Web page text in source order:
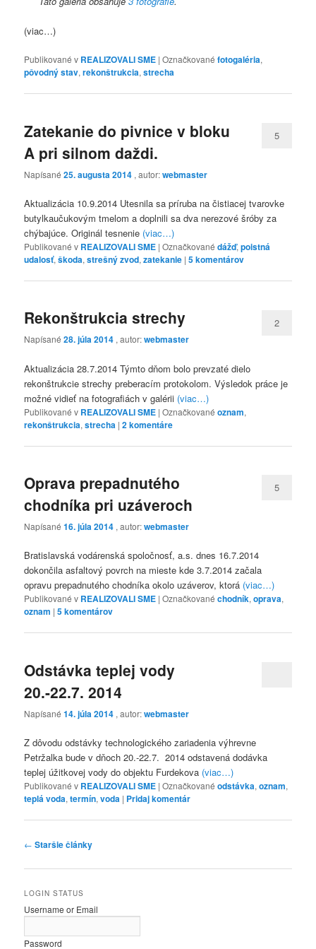
(viac…)
Publikované v REALIZOVALI SME |Označkované fotogaléria,
pôvodný stav,rekonštrukcia,strecha
Zatekanie do pivnice v bloku
A pri silnom daždi.
Napísané25. augusta 2014 , autor:webmaster
5
Aktualizácia 10.9.2014 Utesnila sa príruba na čistiacej tvarovke
butylkaučukovým tmelom a doplnili sa dva nerezové šróby za
chýbajúce. Originál tesnenie (viac…)
Publikované v REALIZOVALI SME |Označkované dážď,poistná
udalosť,škoda,strešný zvod,zatekanie |5komentárov
Rekonštrukcia strechy
Napísané28. júla 2014 , autor:webmaster
2
Aktualizácia 28.7.2014 Týmto dňom bolo prevzaté dielo
rekonštrukcie strechy preberacím protokolom. Výsledok práce je
možné vidieť na fotografiách v galérii (viac…)
Publikované v REALIZOVALI SME |Označkované oznam,
rekonštrukcia,strecha |2komentáre
Oprava prepadnutého
chodníka pri uzáveroch
Napísané16. júla 2014 , autor:webmaster
5
Bratislavská vodárenská spoločnosť, a.s. dnes 16.7.2014
dokončila asfaltový povrch na mieste kde 3.7.2014 začala
opravu prepadnutého chodníka okolo uzáverov, ktorá (viac…)
Publikované v REALIZOVALI SME |Označkované chodník,oprava,
oznam |5komentárov
Odstávka teplej vody
20.-22.7. 2014
Napísané14. júla 2014 , autor:webmaster
Z dôvodu odstávky technologického zariadenia výhrevne
Petržalka bude v dňoch 20.-22.7. 2014 odstavená dodávka
teplej úžitkovej vody do objektu Furdekova (viac…)
Publikované v REALIZOVALI SME |Označkované odstávka,oznam,
teplá voda,termín,voda | Pridaj komentár
Navigácia
← Staršie články
LOGIN STATUS
Username or Email
Password